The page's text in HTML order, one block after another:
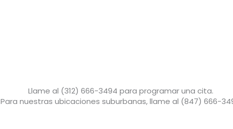
Llame al (312) 666-3494 para programar una cita.
Para nuestras ubicaciones suburbanas, llame al (847) 666-